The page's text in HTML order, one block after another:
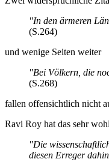
"In den ärmeren
(S.264)
und wenige Seiten weiter
"Bei Völkern, die
(S.268)
fallen offensichtlich nicht
Ravi Roy hat das sehr
"Die
diesen Erreger